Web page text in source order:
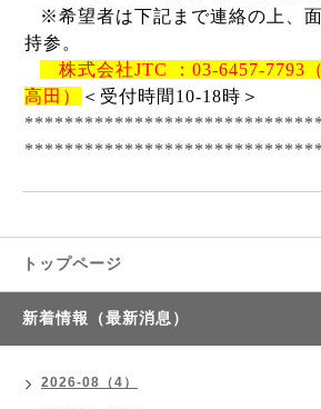
※希望者は下記まで連絡の上、
持参。
株式会社JTC ： 03-6457-7793
高田）
＜受付時間 10‐18時＞
トップページ
新着情報（最新消息）
2026-08（4）